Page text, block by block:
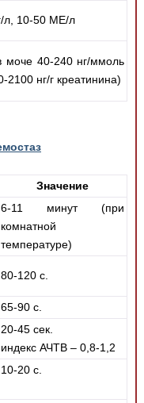
л, 10-50 МЕ/л
моче 40-240 нг/ммоль
2100 нг/г креатинина)
Значение
6-11 минут (при
комнатной
температуре)
80-120 с.
65-90 с.
20-45 сек.
индекс АЧТВ – 0,8-1,2
10-20 с.